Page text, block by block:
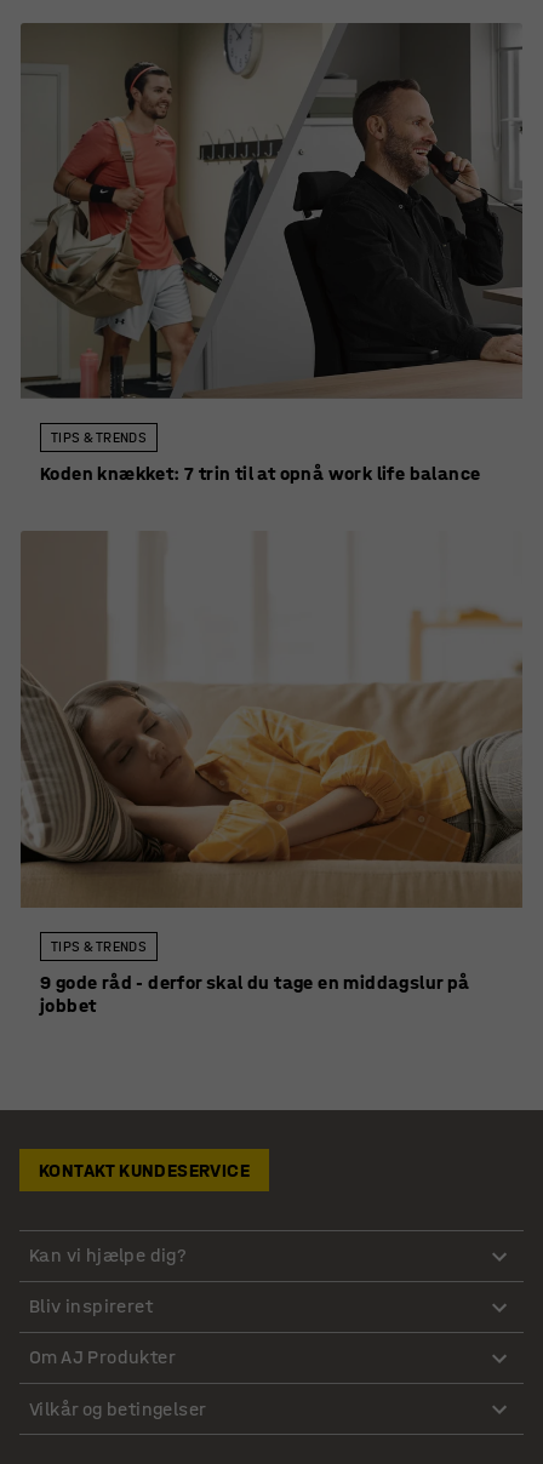
TIPS & TRENDS
Koden knækket: 7 trin til at opnå work life balance
TIPS & TRENDS
9 gode råd - derfor skal du tage en middagslur på
jobbet
KONTAKT KUNDESERVICE
Kan vi hjælpe dig?
Bliv inspireret
Om AJ Produkter
Vilkår og betingelser